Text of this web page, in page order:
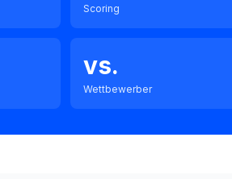
Scoring
vs.
Wettbewerber